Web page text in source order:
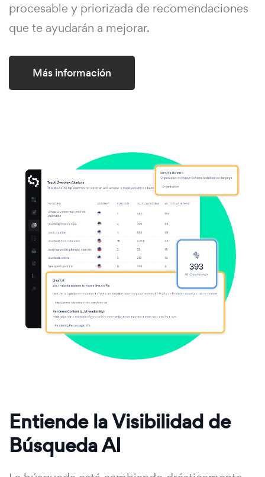
procesable y priorizada de recomendaciones
que te ayudarán a mejorar.
Más información
Entiende la Visibilidad de
Búsqueda AI